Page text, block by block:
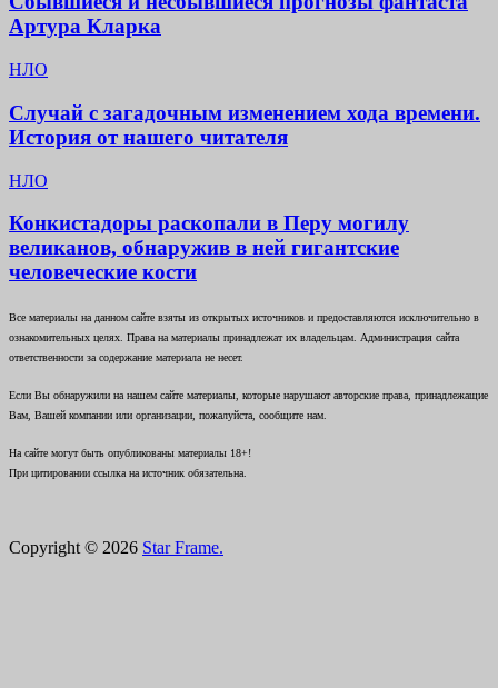
Артура Кларка
НЛО
Случай с загадочным изменением хода времени.
История от нашего читателя
НЛО
Конкистадоры раскопали в Перу могилу
великанов, обнаружив в ней гигантские
человеческие кости
Все материалы на данном сайте взяты из открытых источников и предоставляются исключительно в
ознакомительных целях. Права на материалы принадлежат их владельцам. Администрация сайта
ответственности за содержание материала не несет.
Если Вы обнаружили на нашем сайте материалы, которые нарушают авторские права, принадлежащие
Вам, Вашей компании или организации, пожалуйста, сообщите нам.
На сайте могут быть опубликованы материалы 18+!
При цитировании ссылка на источник обязательна.
Copyright © 2026 Star Frame.